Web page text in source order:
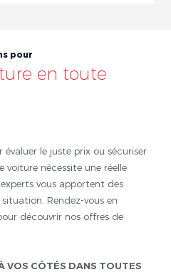
pour
en toute
le juste prix ou sécuriser
voiture nécessite une réelle
vous apportent des
Rendez-vous en
découvrir nos offres de
VOS CÔTÉS DANS TOUTES